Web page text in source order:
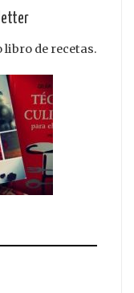
libro de recetas.